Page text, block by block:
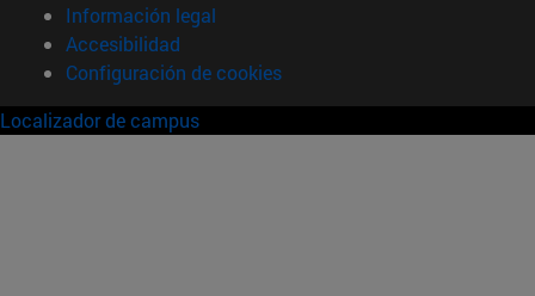
Información legal
Accesibilidad
Configuración de cookies
Localizador de campus